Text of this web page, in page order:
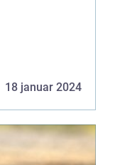
18 januar 2024